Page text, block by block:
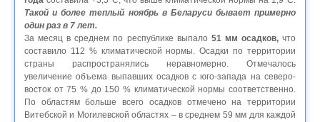
Такой и более теплый ноябрь в Беларуси бывает примерно
один раз в 7 лет.
За месяц в среднем по республике выпало 51 мм осадков,что
составило 112 % климатической нормы. Осадки по территории
страны распространялись неравномерно. Отмечалось
увеличение объема выпавших осадков с юго-запада на северо-
восток от 75 % до 150 % климатической нормы соответственно.
По областям больше всего осадков отмечено на территории
Витебской и Могилевской областях – в среднем 59 мм для каждой